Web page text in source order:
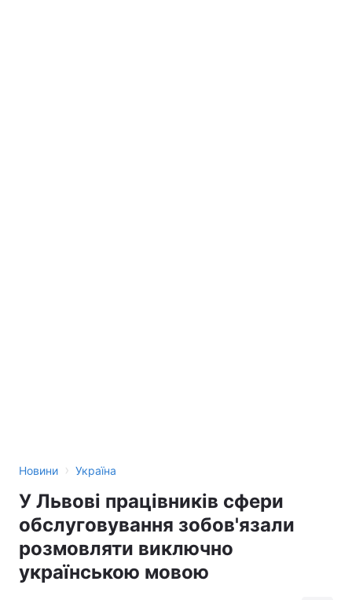
Новини › Україна
У Львові працівників сфери
обслуговування зобов'язали
розмовляти виключно
українською мовою